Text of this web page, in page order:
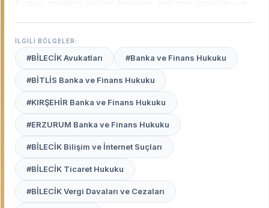
yapısı; ağır sanayideki iş hukuku uyuşmazlıklarından
maden hukuku davalarına, gayrimenkul
ihtilaflarından aile hukukuna kadar geniş bir
uzmanlık yelpazesi gerektirir.
Bilecik uzman
avukatları, şehrin bu karakteristik yapısını ve
Bilecik Adliyesi ile mülhakat ilçelerindeki işleyişi en iyi
bilen profesyonellerdir.
Avukat Burada
platformu, Bilecik merkez ve başta
Bozüyük olmak üzere tüm ilçelerinde haklarınızı en
etkili şekilde savunacak, deneyimli ve güvenilir
avukatları sizin için listeler.
İLGİLİ BÖLGELER:
#BİLECİK Avukatları #Banka ve Finans Hukuku
#BİTLİS Banka ve Finans Hukuku
#KIRŞEHİR Banka ve Finans Hukuku
#ERZURUM Banka ve Finans Hukuku
#BİLECİK Bilişim ve İnternet Suçları
#BİLECİK Ticaret Hukuku
#BİLECİK Vergi Davaları ve Cezaları